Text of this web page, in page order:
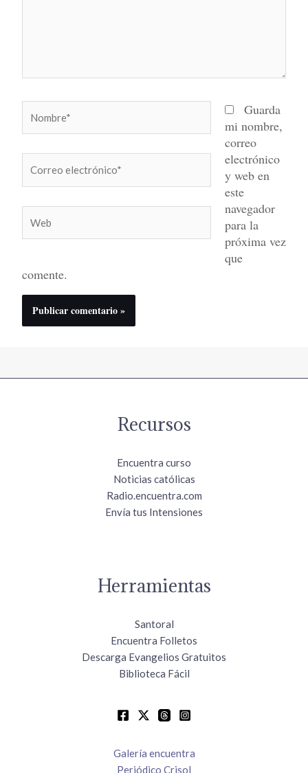
electrónico*
Guarda
mi nombre,
correo
electrónico
y web en
este
navegador
para la
próxima vez
que
comente.
Recursos
Encuentra curso
Noticias católicas
Radio.encuentra.com
Envía tus Intensiones
Herramientas
Santoral
Encuentra Folletos
Descarga Evangelios Gratuitos
Biblioteca Fácil
Galería encuentra
Periódico Crisol